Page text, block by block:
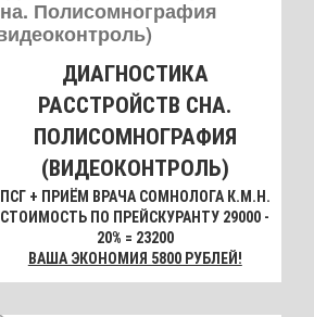
ДИАГНОСТИКА
РАССТРОЙСТВ СНА.
ПОЛИСОМНОГРАФИЯ
(ВИДЕОКОНТРОЛЬ)
ПСГ + ПРИЁМ ВРАЧА СОМНОЛОГА К.М.Н.
СТОИМОСТЬ ПО ПРЕЙСКУРАНТУ 29000 -
20% = 23200
ВАША ЭКОНОМИЯ 5800 РУБЛЕЙ!